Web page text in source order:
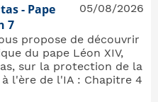
- Pape
7
propose de découvrir
du pape Léon XIV,
sur la protection de la
l'ère de l'IA : Chapitre 4
05/08/2026